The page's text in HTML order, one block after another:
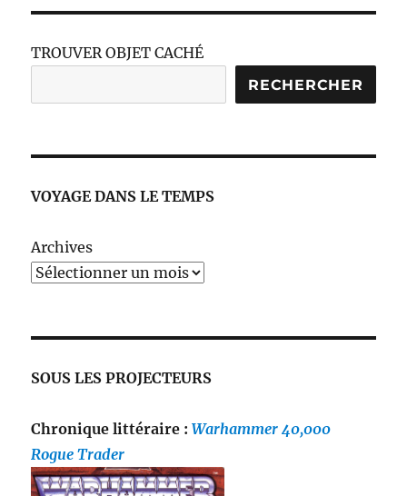
TROUVER OBJET CACHÉ
RECHERCHER
VOYAGE DANS LE TEMPS
Archives
SOUS LES PROJECTEURS
Chronique littéraire :Warhammer 40,000
Rogue Trader